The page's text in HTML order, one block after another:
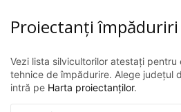
Proiectanți împăduriri
Vezi lista silvicultorilor atestați
tehnice de împădurire. Alege județul
intră pe Harta proiectanților.